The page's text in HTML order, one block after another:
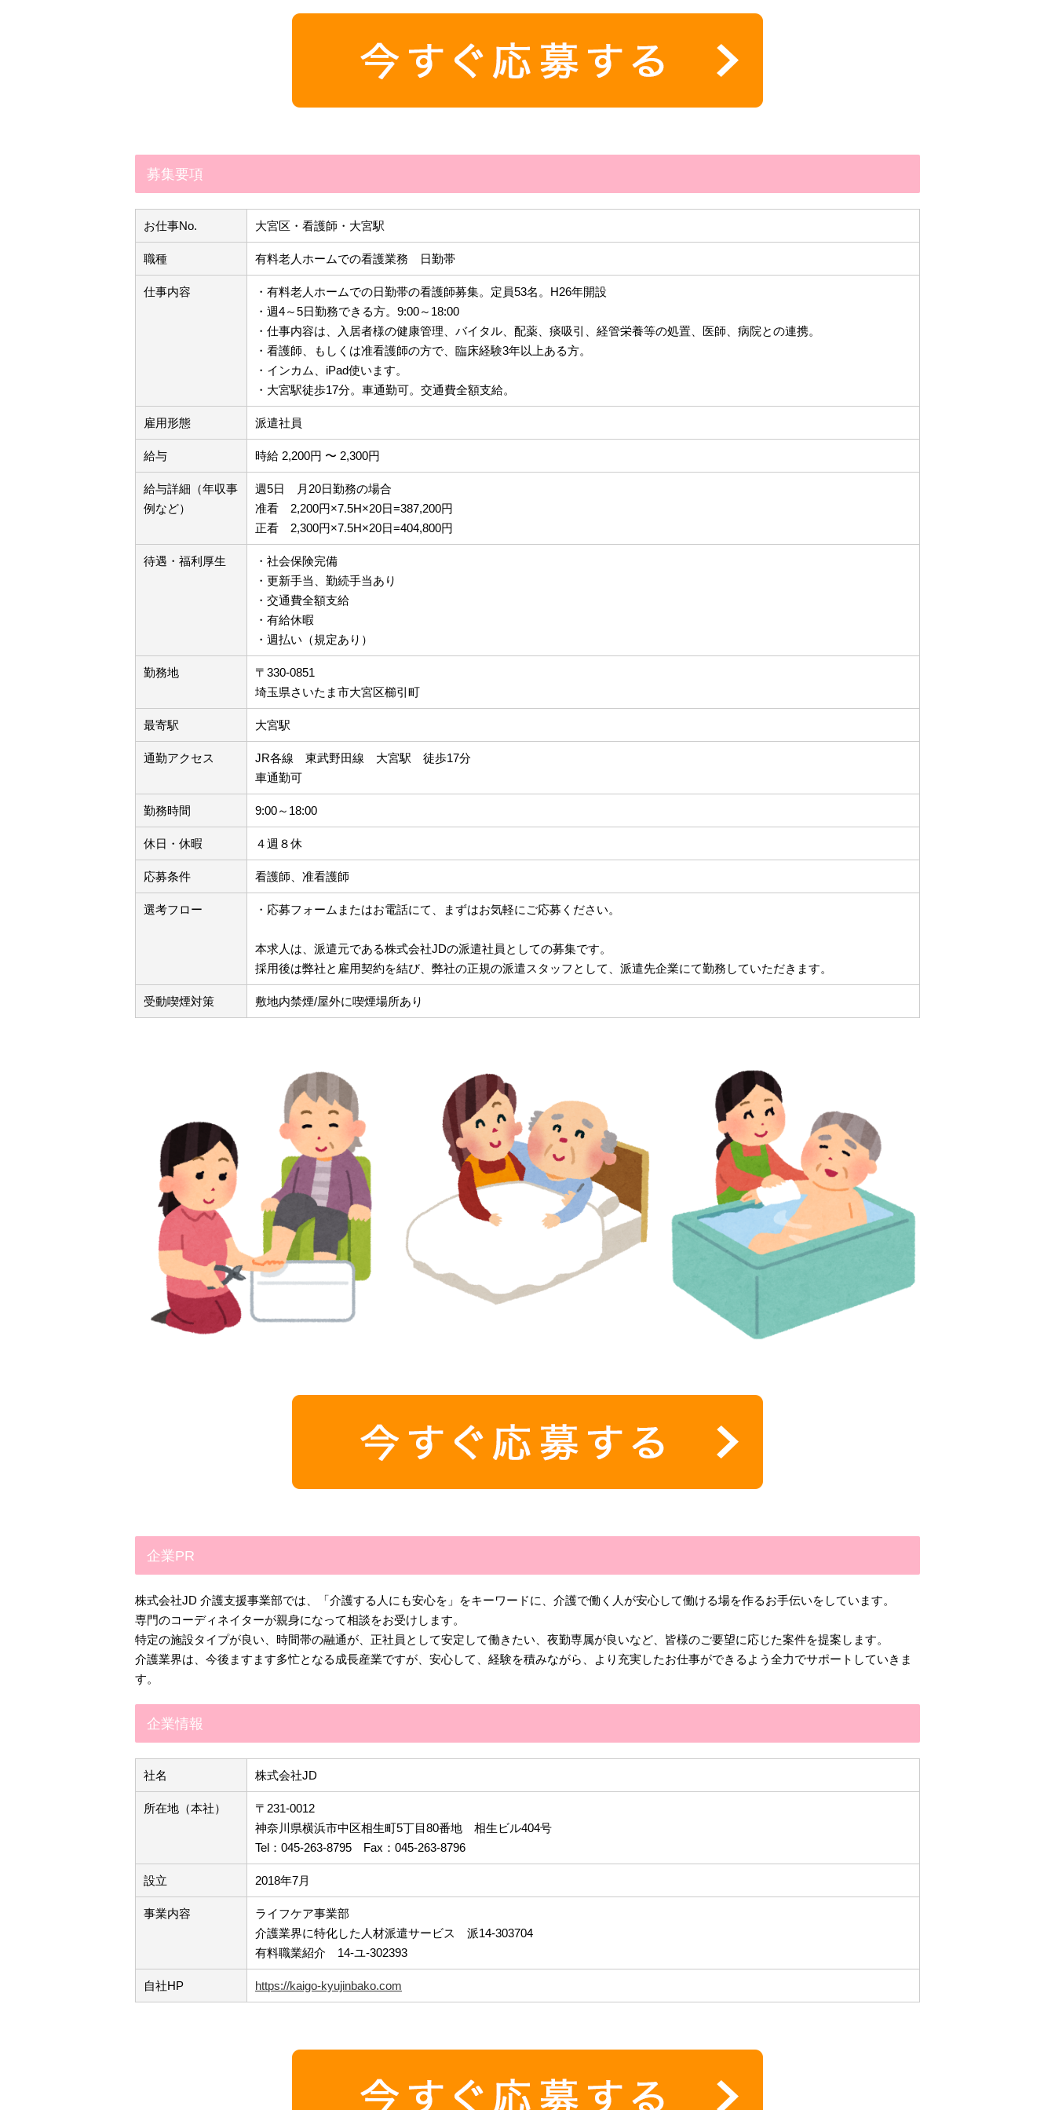
募集要項
お仕事No. 大宮区・看護師・大宮駅
職種 有料老人ホームでの看護業務 日勤帯
仕事内容
・有料老人ホームでの日勤帯の看護師募集。定員53名。H26年開設
・週4～5日勤務できる方。9:00～18:00
・仕事内容は、入居者様の健康管理、バイタル、配薬、痰吸引、経管栄養等の処置、医師、病院との連携。
・看護師、もしくは准看護師の方で、臨床経験3年以上ある方。
・インカム、iPad使います。
・大宮駅徒歩17分。車通勤可。交通費全額支給。
雇用形態 派遣社員
給与 時給 2,200円 〜 2,300円
給与詳細（年収事
例など）
週5日 月20日勤務の場合
准看 2,200円×7.5H×20日=387,200円
正看 2,300円×7.5H×20日=404,800円
待遇・福利厚生
・社会保険完備
・更新手当、勤続手当あり
・交通費全額支給
・有給休暇
・週払い（規定あり）
勤務地
〒330-0851
埼玉県さいたま市大宮区櫛引町
最寄駅 大宮駅
通勤アクセス
JR各線 東武野田線 大宮駅 徒歩17分
車通勤可
勤務時間 9:00～18:00
休日・休暇 ４週８休
応募条件 看護師、准看護師
選考フロー ・応募フォームまたはお電話にて、まずはお気軽にご応募ください。
本求人は、派遣元である株式会社JDの派遣社員としての募集です。
採用後は弊社と雇用契約を結び、弊社の正規の派遣スタッフとして、派遣先企業にて勤務していただきます。
受動喫煙対策 敷地内禁煙/屋外に喫煙場所あり
企業PR
株式会社JD 介護支援事業部では、「介護する人にも安心を」をキーワードに、介護で働く人が安心して働ける場を作るお手伝いをしています。
専門のコーディネイターが親身になって相談をお受けします。
特定の施設タイプが良い、時間帯の融通が、正社員として安定して働きたい、夜勤専属が良いなど、皆様のご要望に応じた案件を提案します。
介護業界は、今後ますます多忙となる成長産業ですが、安心して、経験を積みながら、より充実したお仕事ができるよう全力でサポートしていきま
す。
企業情報
社名 株式会社JD
所在地（本社）
〒231-0012
神奈川県横浜市中区相生町5丁目80番地 相生ビル404号
Tel：045-263-8795 Fax：045-263-8796
設立 2018年7月
事業内容
ライフケア事業部
介護業界に特化した人材派遣サービス 派14-303704
有料職業紹介 14-ユ-302393
自社HP https://kaigo-kyujinbako.com